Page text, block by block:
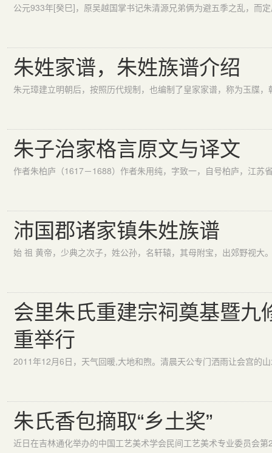
公元933年[癸巳]，原吴越国掌书记朱清源兄弟俩为避五季之乱，而
朱姓家谱，朱姓族谱介绍
朱子治家格言原文与译文
沛国郡诸家镇朱姓族谱
会里朱氏重建宗祠奠基暨九
重举行
朱氏香包摘取“乡土奖”